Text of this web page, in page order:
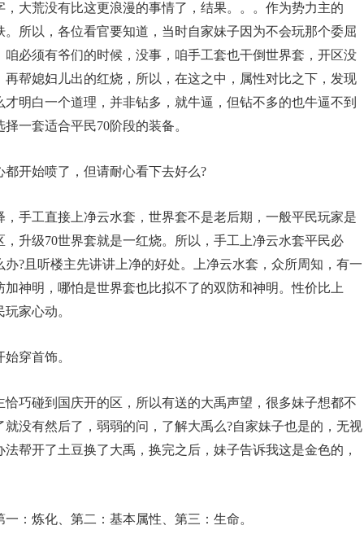
大荒没有比这更浪漫的事情了，结果。。。作为势力主的
所以，各位看官要知道，当时自家妹子因为不会玩那个委屈
咱必须有爷们的时候，没事，咱手工套也干倒世界套，开区没
再帮媳妇儿出的红烧，所以，在这之中，属性对比之下，发现
明白一个道理，并非钻多，就牛逼，但钻不多的也牛逼不到
一套适合平民70阶段的装备。
开始喷了，但请耐心看下去好么?
手工直接上净云水套，世界套不是老后期，一般平民玩家是
升级70世界套就是一红烧。所以，手工上净云水套平民必
?且听楼主先讲讲上净的好处。上净云水套，众所周知，有一
神明，哪怕是世界套也比拟不了的双防和神明。性价比上
家心动。
穿首饰。
碰到国庆开的区，所以有送的大禹声望，很多妹子想都不
没有然后了，弱弱的问，了解大禹么?自家妹子也是的，无视
帮开了土豆换了大禹，换完之后，妹子告诉我这是金色的，
炼化、第二：基本属性、第三：生命。